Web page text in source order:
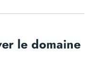
le domaine